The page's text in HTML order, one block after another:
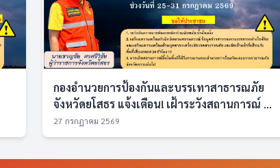
กองอำนวยการป้องกันและบรรเทาสาธารณภัย
จังหวัดยโสธร แจ้งเตือน! เฝ้าระวังสถานการณ์ ...
27 กรกฎาคม 2569